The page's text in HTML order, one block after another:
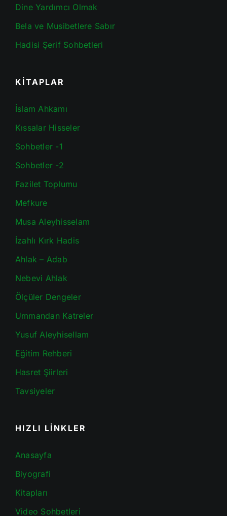
Dine Yardımcı Olmak
Bela ve Musibetlere Sabır
Hadisi Şerif Sohbetleri
KİTAPLAR
İslam Ahkamı
Kıssalar Hisseler
Sohbetler -1
Sohbetler -2
Fazilet Toplumu
Mefkure
Musa Aleyhisselam
İzahlı Kırk Hadis
Ahlak – Adab
Nebevi Ahlak
Ölçüler Dengeler
Ummandan Katreler
Yusuf Aleyhisellam
Eğitim Rehberi
Hasret Şiirleri
Tavsiyeler
HIZLI LİNKLER
Anasayfa
Biyografi
Kitapları
Video Sohbetleri